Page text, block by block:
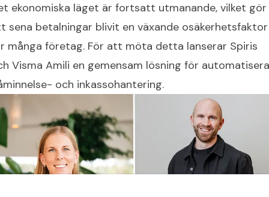
ekonomiska läget är fortsatt utmanande, vilket gör
sena betalningar blivit en växande osäkerhetsfaktor
många företag. För att möta detta lanserar Spiris
Visma Amili en gemensam lösning för
och inkassohantering.